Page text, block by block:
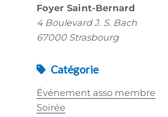
Foyer Saint-Bernard
4 Boulevard J. S. Bach
67000 Strasbourg
Catégorie
Événement asso membre
Soirée